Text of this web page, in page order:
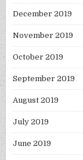
December 2019
November 2019
October 2019
September 2019
August 2019
July 2019
June 2019